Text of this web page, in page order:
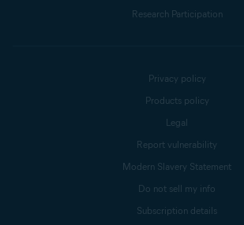
Research Participation
Privacy policy
Products policy
Legal
Report vulnerability
Modern Slavery Statement
Do not sell my info
Subscription details